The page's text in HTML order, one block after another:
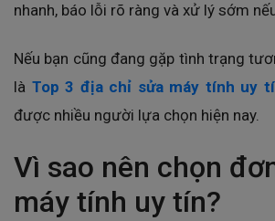
nhanh, báo lỗi rõ ràng và xử lý sớm
Nếu bạn cũng đang gặp tình trạng
là Top 3 địa chỉ sửa máy tính uy
được nhiều người lựa chọn hiện nay.
Vì sao nên chọn
máy tính uy tín?